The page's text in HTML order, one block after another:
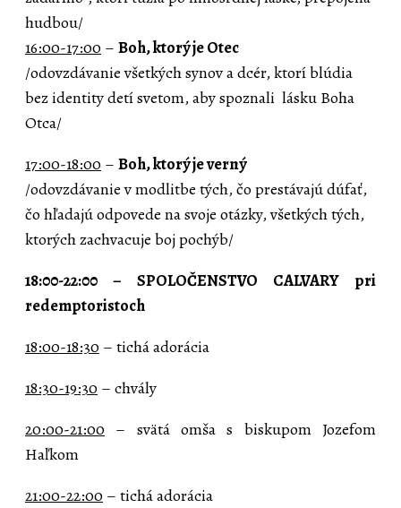
hudbou/
16:00-17:00 – Boh, ktorý je Otec
/odovzdávanie všetkých synov a dcér, ktorí blúdia
bez identity detí svetom, aby spoznali lásku Boha
Otca/
17:00-18:00 – Boh,ktorý je verný
/odovzdávanie v modlitbe tých, čo prestávajú dúfať,
čo hľadajú odpovede na svoje otázky, všetkých tých,
ktorých zachvacuje boj pochýb/
18:00-22:00 – SPOLOČENSTVO CALVARY pri
redemptoristoch
18:00-18:30 – tichá adorácia
18:30-19:30 – chvály
20:00-21:00 – svätá omša s biskupom Jozefom
Haľkom
21:00-22:00 – tichá adorácia